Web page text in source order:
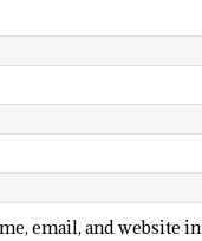
email, and website